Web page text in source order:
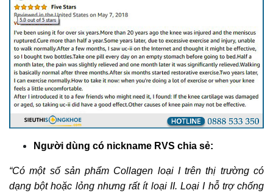
Người dùng có nickname RVS chia sẻ:
“Có một số sản phẩm Collagen loại I trên thị trường có
dạng bột hoặc lỏng nhưng rất ít loại II. Loại I hỗ trợ chống